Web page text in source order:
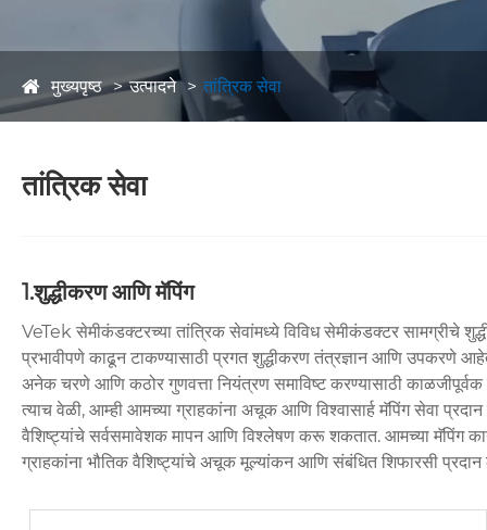
मुख्यपृष्ठ उत्पादने तांत्रिक सेवा
तांत्रिक सेवा
1.शुद्धीकरण आणि मॅपिंग
VeTek सेमीकंडक्टरच्या तांत्रिक सेवांमध्ये विविध सेमीकंडक्टर सामग्रीचे
प्रभावीपणे काढून टाकण्यासाठी प्रगत शुद्धीकरण तंत्रज्ञान आणि उपकरणे
अनेक चरणे आणि कठोर गुणवत्ता नियंत्रण समाविष्ट करण्यासाठी
त्याच वेळी, आम्ही आमच्या ग्राहकांना अचूक आणि विश्वासार्ह मॅपिंग सेवा
वैशिष्ट्यांचे सर्वसमावेशक मापन आणि विश्लेषण करू शकतात. आमच्या मॅपिंग
ग्राहकांना भौतिक वैशिष्ट्यांचे अचूक मूल्यांकन आणि संबंधित शिफारसी